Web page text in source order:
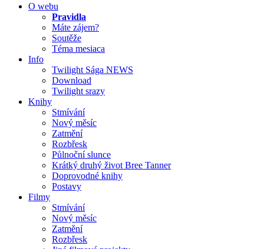
O webu
Pravidla
Máte zájem?
Soutěže
Téma mesiaca
Info
Twilight Sága NEWS
Download
Twilight srazy
Knihy
Stmívání
Nový měsíc
Zatmění
Rozbřesk
Půlnoční slunce
Krátký druhý život Bree Tanner
Doprovodné knihy
Postavy
Filmy
Stmívání
Nový měsíc
Zatmění
Rozbřesk